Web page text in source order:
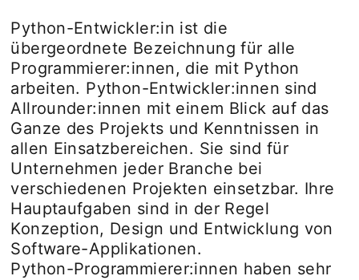
Python-Entwickler:in ist die
übergeordnete Bezeichnung für alle
Programmierer:innen, die mit Python
arbeiten. Python-Entwickler:innen sind
Allrounder:innen mit einem Blick auf das
Ganze des Projekts und Kenntnissen in
allen Einsatzbereichen. Sie sind für
Unternehmen jeder Branche bei
verschiedenen Projekten einsetzbar. Ihre
Hauptaufgaben sind in der Regel
Konzeption, Design und Entwicklung von
Software-Applikationen.
Python-Programmierer:innen haben sehr